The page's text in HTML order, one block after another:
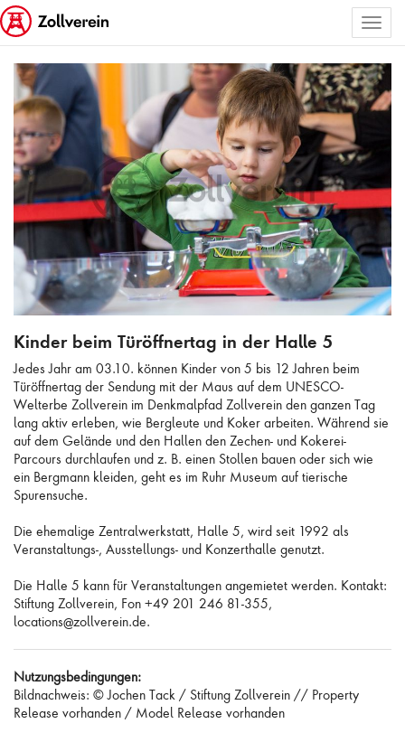
ALLE BILDER AUSWÄHLEN
Kinder beim Türöffnertag in der Halle 5
Jedes Jahr am 03.10. können Kinder von 5 bis 12 Jahren beim
Türöffnertag der Sendung mit der Maus auf dem UNESCO-
Welterbe Zollverein im Denkmalpfad Zollverein den ganzen Tag
lang aktiv erleben, wie Bergleute und Koker arbeiten. Während sie
auf dem Gelände und den Hallen den Zechen- und Kokerei-
Parcours durchlaufen und z. B. einen Stollen bauen oder sich wie
ein Bergmann kleiden, geht es im Ruhr Museum auf tierische
Spurensuche.
Die ehemalige Zentralwerkstatt, Halle 5, wird seit 1992 als
Veranstaltungs-, Ausstellungs- und Konzerthalle genutzt.
Die Halle 5 kann für Veranstaltungen angemietet werden. Kontakt:
Stiftung Zollverein, Fon +49 201 246 81-355,
locations@zollverein.de.
Nutzungsbedingungen:
Bildnachweis: © Jochen Tack / Stiftung Zollverein // Property
Release vorhanden / Model Release vorhanden